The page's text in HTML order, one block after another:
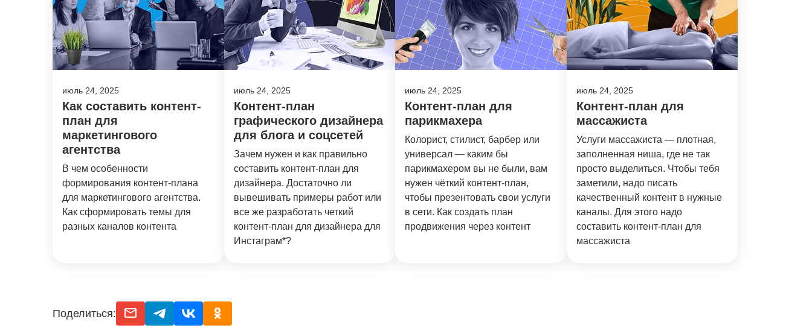
июль 24, 2025
Как составить контент-
план для
маркетингового
агентства
В чем особенности
формирования контент-плана
для маркетингового агентства.
Как сформировать темы для
разных каналов контента
июль 24, 2025
Контент-план
графического дизайнера
для блога и соцсетей
Зачем нужен и как правильно
составить контент-план для
дизайнера. Достаточно ли
вывешивать примеры работ или
все же разработать четкий
контент-план для дизайнера для
Инстаграм*?
июль 24, 2025
Контент-план для
парикмахера
Колорист, стилист, барбер или
универсал — каким бы
парикмахером вы не были, вам
нужен чёткий контент-план,
чтобы презентовать свои услуги
в сети. Как создать план
продвижения через контент
июль 24, 2025
Контент-план для
массажиста
Услуги массажиста — плотная,
заполненная ниша, где не так
просто выделиться. Чтобы тебя
заметили, надо писать
качественный контент в нужные
каналы. Для этого надо
составить контент-план для
массажиста
Поделиться: email telegram vk odnoclassniki